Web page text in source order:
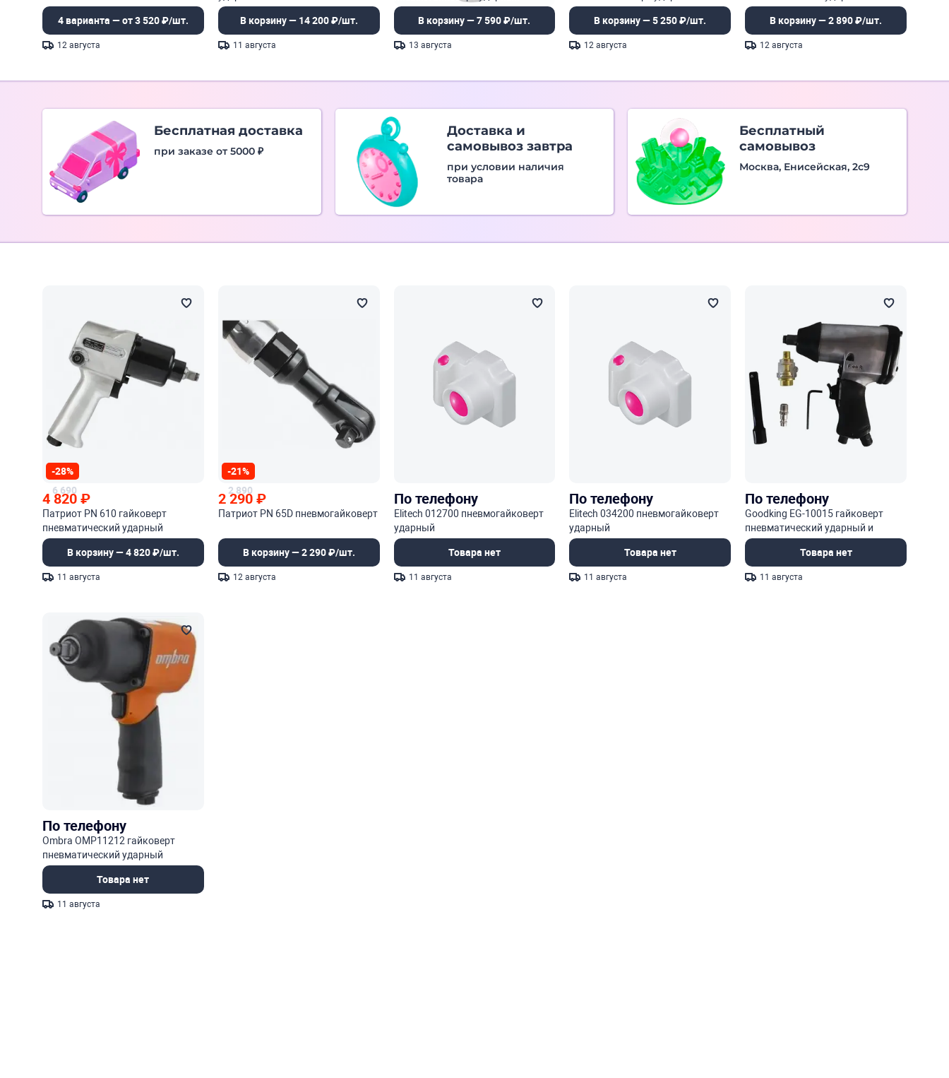
4 варианта — от 3 520 ₽/шт.
12 августа
В корзину — 14 200 ₽/шт.
11 августа
В корзину — 7 590 ₽/шт.
13 августа
В корзину — 5 250 ₽/шт.
12 августа
В корзину — 2 890 ₽/шт.
12 августа
Бесплатная доставка
при заказе от 5000 ₽
Доставка и
самовывоз завтра
при условии наличия
товара
Бесплатный
самовывоз
Москва, Енисейская, 2с9
-28%
6 690
4 820₽
Патриот PN 610 гайковерт
пневматический ударный
В корзину — 4 820 ₽/шт.
11 августа
-21%
2 890
2 290₽
Патриот PN 65D пневмогайковерт
В корзину — 2 290 ₽/шт.
12 августа
По телефону
Elitech 012700 пневмогайковерт
ударный
Товара нет
11 августа
По телефону
Elitech 034200 пневмогайковерт
ударный
Товара нет
11 августа
По телефону
Goodking EG-10015 гайковерт
пневматический ударный и
принадлежности
Товара нет
11 августа
По телефону
Ombra OMP11212 гайковерт
пневматический ударный
Товара нет
11 августа